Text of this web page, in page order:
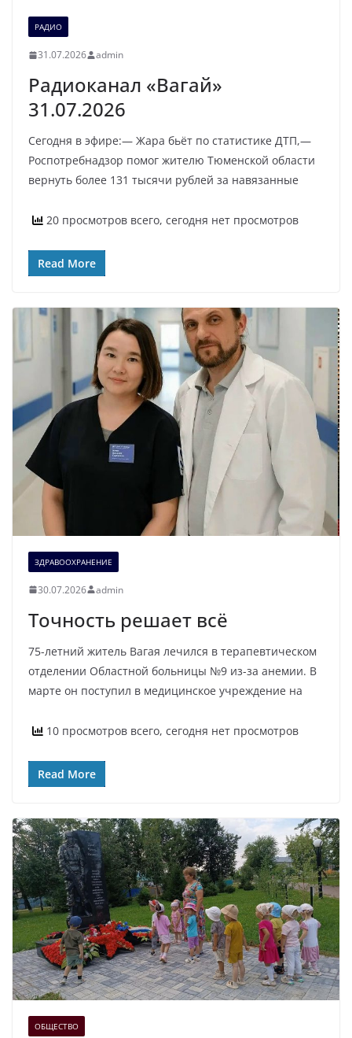
РАДИО
31.07.2026 admin
Радиоканал «Вагай»
31.07.2026
Сегодня в эфире:— Жара бьёт по статистике ДТП,—
Роспотребнадзор помог жителю Тюменской области
вернуть более 131 тысячи рублей за навязанные
20 просмотров всего, сегодня нет просмотров
Read More
ЗДРАВООХРАНЕНИЕ
30.07.2026 admin
Точность решает всё
75-летний житель Вагая лечился в терапевтическом
отделении Областной больницы №9 из-за анемии. В
марте он поступил в медицинское учреждение на
10 просмотров всего, сегодня нет просмотров
Read More
ОБЩЕСТВО